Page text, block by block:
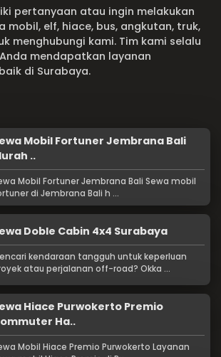
pertanyaan atau ingin melakukan
mobil, elf, hiace, bus, angkutan, truk,
menghubungi kami. Tim kami selalu
mendapatkan layanan
di Surabaya.
Mobil Fortuner Jembrana Bali
..
Mobil Fortuner Jembrana Bali Sewa mobil
di Jembrana Bali h ...
Doble Cabin 4x4 Surabaya
kendaraan tangguh untuk keperluan
atau perjalanan off-road? Okka ...
Hiace Purwokerto Premio
Ha..
Mobil Hiace Premio Purwokerto Layanan